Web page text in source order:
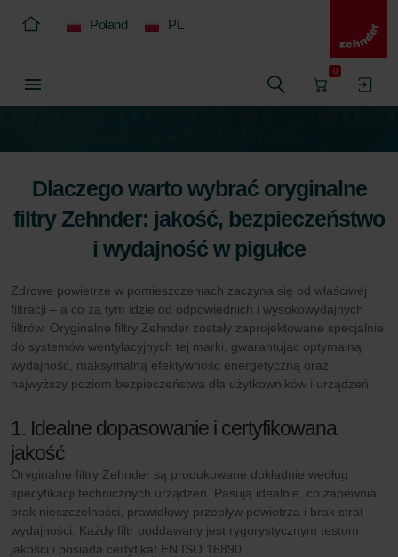
Poland PL
0
Dlaczego warto wybrać oryginalne
filtry Zehnder: jakość, bezpieczeństwo
i wydajność w pigułce
Zdrowe powietrze w pomieszczeniach zaczyna się od właściwej
filtracji – a co za tym idzie od odpowiednich i wysokowydajnych
filtrów. Oryginalne filtry Zehnder zostały zaprojektowane specjalnie
do systemów wentylacyjnych tej marki, gwarantując optymalną
wydajność, maksymalną efektywność energetyczną oraz
najwyższy poziom bezpieczeństwa dla użytkowników i urządzeń.
1. Idealne dopasowanie i certyfikowana
jakość
Oryginalne filtry Zehnder są produkowane dokładnie według
specyfikacji technicznych urządzeń. Pasują idealnie, co zapewnia
brak nieszczelności, prawidłowy przepływ powietrza i brak strat
wydajności. Każdy filtr poddawany jest rygorystycznym testom
jakości i posiada certyfikat EN ISO 16890.